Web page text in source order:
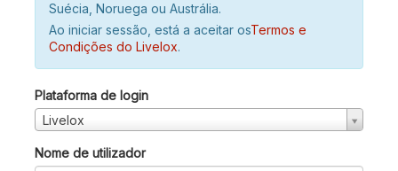
Suécia, Noruega ou Austrália.
Ao iniciar sessão, está a aceitar osTermos e
Condições do Livelox.
Plataforma de login
Livelox
Nome de utilizador